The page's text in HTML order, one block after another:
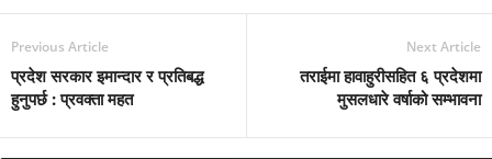
Previous Article
प्रदेश सरकार इमान्दार र प्रतिबद्ध
हुनुपर्छ : प्रवक्ता महत
Next Article
तराईमा हावाहुरीसहित ६ प्रदेशमा
मुसलधारे वर्षाको सम्भावना